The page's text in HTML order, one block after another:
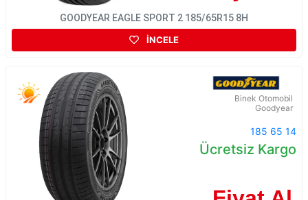
GOODYEAR EAGLE SPORT 2 185/65R15 8H
İNCELE
Binek Otomobil
Goodyear
185 65 14
Ücretsiz Kargo